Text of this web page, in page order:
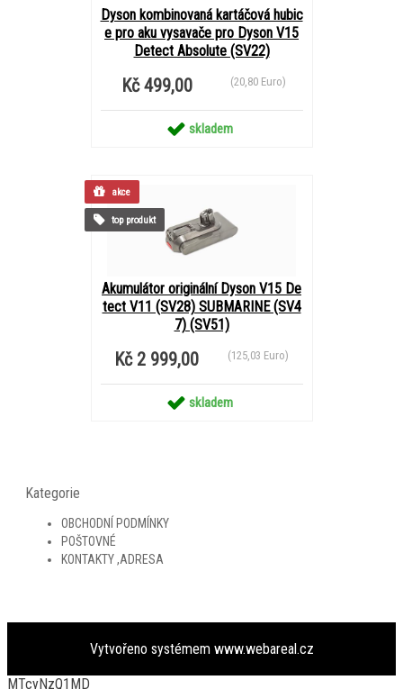
Dyson kombinovaná kartáčová hubic
e pro aku vysavače pro Dyson V15
Detect Absolute (SV22)
Kč 499,00 (20,80 Euro)
skladem
Akumulátor originální Dyson V15 De
tect V11 (SV28) SUBMARINE (SV4
7) (SV51)
Kč 2 999,00 (125,03 Euro)
skladem
akce
top produkt
Kategorie
OBCHODNÍ PODMÍNKY
POŠTOVNÉ
KONTAKTY ,ADRESA
Vytvořeno systémem www.webareal.cz
MTcyNzQ1MD